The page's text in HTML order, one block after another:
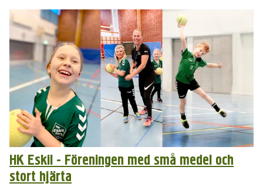
HK Eskil - Föreningen med små medel och
stort hjärta